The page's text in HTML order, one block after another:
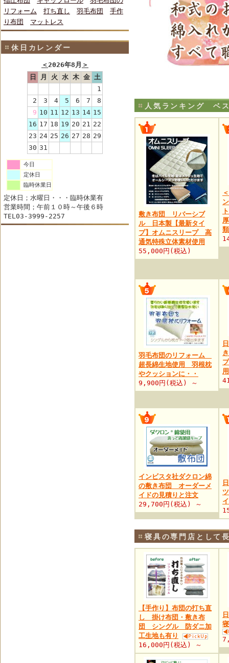
リフォーム
打ち直し 羽毛布団
手作
り布団
マットレス
休日カレンダー
＜2026年8月 ＞
日
月 火 水 木 金 土
1
2
3 4 5 6 7
8
9 10 11 12 13 14 15
16 17 18 19 20 21 22
23 24 25 26 27 28 29
30 31
今日
定休日
臨時休業日
定休日；水曜日・・・臨時休業有
営業時間；午前１０時～午後６時
TEL03-3999-2257
人気ランキング ベ
敷き布団 リバーシブ
ル 日本製【最新タイ
プ】オムニスリープ 高
通気特殊立体素材使用
55,000円(税込)
羽毛布団のリフォーム
超長綿生地使用 羽根枕
やクッションに・・
9,900円(税込) ～
インビスタ社ダクロン綿
の敷き布団 オーダーメ
イドの見積りと注文
29,700円(税込) ～
寝具の専門店として
【手作り】布団の打ち直
し 掛け布団・敷き布
団 シングル 防ダニ加
工生地も有り
16,000円(税込) ～